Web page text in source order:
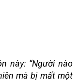
này: “Người nào
mà bị mất một